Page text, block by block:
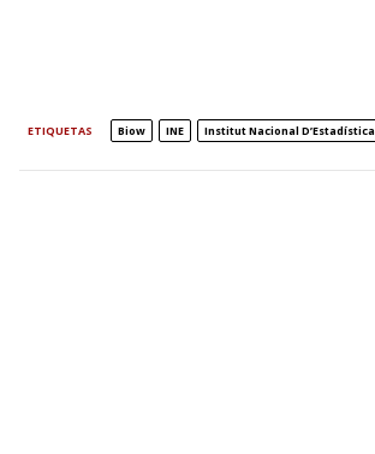
ETIQUETAS Biow INE Institut Nacional D’Estadística